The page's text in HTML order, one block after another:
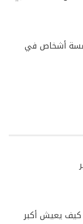
خمسة أشخاص في
كيف يعيش أكبر